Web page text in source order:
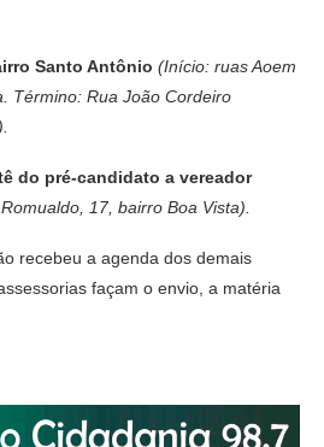
Santo Antônio (Início: ruas Aoem
Término: Rua João Cordeiro
do pré-candidato a vereador
17, bairro Boa Vista).
recebeu a agenda dos demais
façam o envio, a matéria